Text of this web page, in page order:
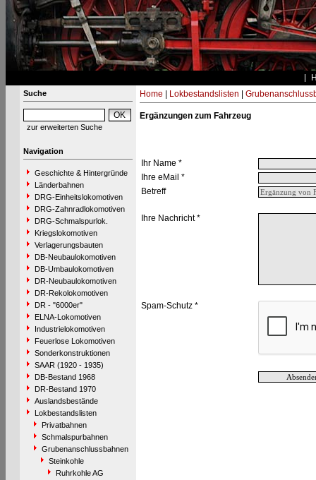
Suche
zur erweiterten Suche
Navigation
Geschichte & Hintergründe
Länderbahnen
DRG-Einheitslokomotiven
DRG-Zahnradlokomotiven
DRG-Schmalspurlok.
Kriegslokomotiven
Verlagerungsbauten
DB-Neubaulokomotiven
DB-Umbaulokomotiven
DR-Neubaulokomotiven
DR-Rekolokomotiven
DR - "6000er"
ELNA-Lokomotiven
Industrielokomotiven
Feuerlose Lokomotiven
Sonderkonstruktionen
SAAR (1920 - 1935)
DB-Bestand 1968
DR-Bestand 1970
Auslandsbestände
Lokbestandslisten
Privatbahnen
Schmalspurbahnen
Grubenanschlussbahnen
Steinkohle
Ruhrkohle AG
Home Lokbestandslisten
Ergänzungen zum Fahrzeug
Ihr Name *
Ihre eMail *
Betreff
Ihre Nachricht *
Spam-Schutz *